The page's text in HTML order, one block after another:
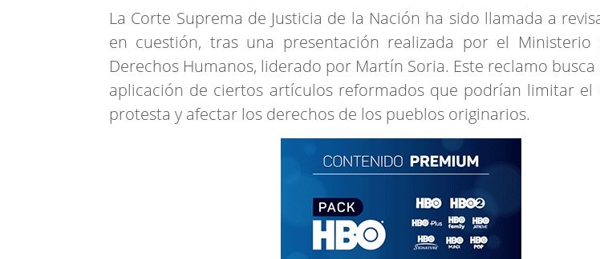
La Corte Suprema de Justicia de la Nación ha sido llamada a
en cuestión, tras una presentación realizada por el Ministerio
Derechos Humanos, liderado por Martín Soria. Este reclamo busca
aplicación de ciertos artículos reformados que podrían limitar el
protesta y afectar los derechos de los pueblos originarios.